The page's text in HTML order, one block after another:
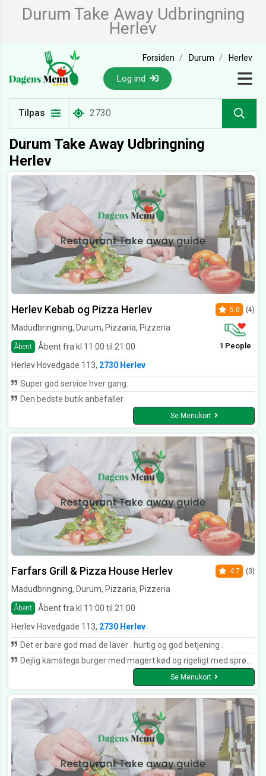
Durum Take Away Udbringning
Herlev
Forsiden Durum Herlev
Log ind
Tilpas
Durum Take Away Udbringning
Herlev
Herlev Kebab og Pizza Herlev
Madudbringning, Durum, Pizzaria, Pizzeria
Åbent Åbent fra kl 11:00 til 21:00
5.0 (4)
1 People
Herlev Hovedgade 113, 2730 Herlev
Super god service hver gang.
Den bedste butik anbefaller
Se Menukort
Farfars Grill & Pizza House Herlev
Madudbringning, Durum, Pizzaria, Pizzeria
Åbent Åbent fra kl 11:00 til 21:00
4.7 (3)
Herlev Hovedgade 113, 2730 Herlev
Det er bare god mad de laver . hurtig og god betjening .
Dejlig kamstegs burger med magert kød og rigeligt med sprøde svær. Hvidløgsbrød lækkert - hurtig og venlig levering. Kan varmt anbefales. Det er ikke sidste gang vi ringer til Farfars
Se Menukort